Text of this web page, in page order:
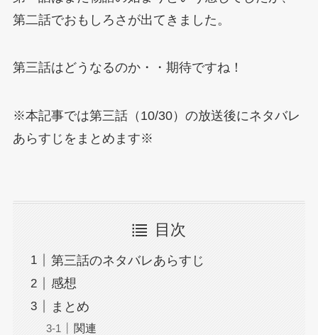
第二話でおもしろさが出てきました。
第三話はどうなるのか・・期待ですね！
※本記事では第三話（10/30）の放送後にネタバレ
あらすじをまとめます※
目次
第三話のネタバレあらすじ
感想
まとめ
関連